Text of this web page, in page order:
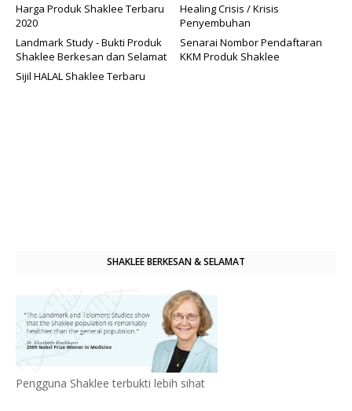
Harga Produk Shaklee Terbaru
2020
Healing Crisis / Krisis
Penyembuhan
Landmark Study - Bukti Produk
Shaklee Berkesan dan Selamat
Senarai Nombor Pendaftaran
KKM Produk Shaklee
Sijil HALAL Shaklee Terbaru
SHAKLEE BERKESAN & SELAMAT
Pengguna Shaklee terbukti lebih sihat